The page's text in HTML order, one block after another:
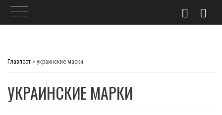
Главпост > украинские марки
УКРАИНСКИЕ МАРКИ